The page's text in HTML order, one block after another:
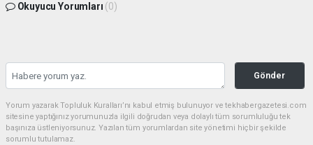
Okuyucu Yorumları (0)
Gönder
Yorum yazarak Topluluk Kuralları’nı kabul etmiş bulunuyor ve tekhabergazetesi.com
sitesine yaptığınız yorumunuzla ilgili doğrudan veya dolaylı tüm sorumluluğu tek
başınıza üstleniyorsunuz. Yazılan tüm yorumlardan site yönetimi hiçbir şekilde
sorumlu tutulamaz.